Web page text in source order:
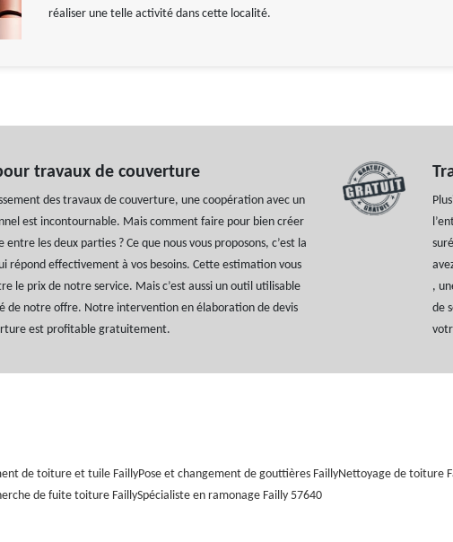
réaliser une telle activité dans cette localité.
travaux de couverture
des travaux de couverture, une coopération avec un
est incontournable. Mais comment faire pour bien créer
les deux parties ? Ce que nous vous proposons, c’est la
répond effectivement à vos besoins. Cette estimation vous
le prix de notre service. Mais c’est aussi un outil utilisable
de notre offre. Notre intervention en élaboration de devis
est profitable gratuitement.
,
de
de toiture et tuile FaillyPose et changement de gouttières FaillyNettoyage de toiture
de fuite toiture FaillySpécialiste en ramonage Failly 57640